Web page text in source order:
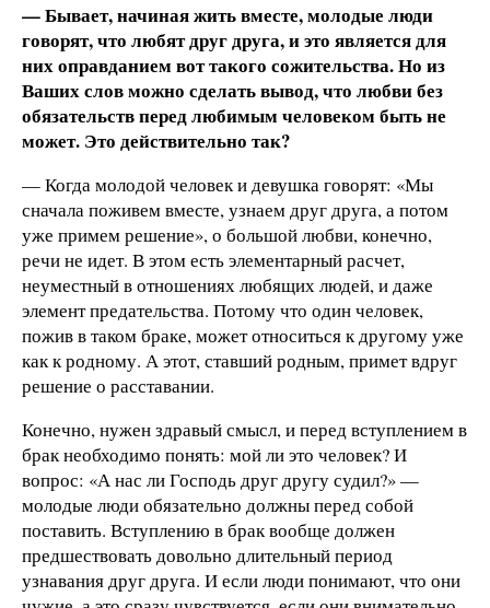
— Бывает, начиная жить вместе, молодые люди
говорят, что любят друг друга, и это является для
них оправданием вот такого сожительства. Но из
Ваших слов можно сделать вывод, что любви без
обязательств перед любимым человеком быть не
может. Это действительно так?
— Когда молодой человек и девушка говорят: «Мы
сначала поживем вместе, узнаем друг друга, а потом
уже примем решение», о большой любви, конечно,
речи не идет. В этом есть элементарный расчет,
неуместный в отношениях любящих людей, и даже
элемент предательства. Потому что один человек,
пожив в таком браке, может относиться к другому уже
как к родному. А этот, ставший родным, примет вдруг
решение о расставании.
Конечно, нужен здравый смысл, и перед вступлением в
брак необходимо понять: мой ли это человек? И
вопрос: «А нас ли Господь друг другу судил?» —
молодые люди обязательно должны перед собой
поставить. Вступлению в брак вообще должен
предшествовать довольно длительный период
узнавания друг друга. И если люди понимают, что они